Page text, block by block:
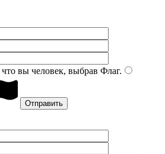
вы человек, выбрав Флаг.